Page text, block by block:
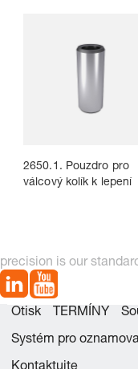
2650.1. Pouzdro pro
válcový kolík k lepení
precision is our
Otisk TERMÍNY
Systém pro